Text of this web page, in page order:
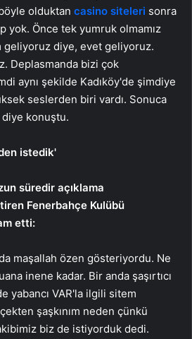
olduktan casino siteleri sonra
yok. Önce tek yumruk olmamız
geliyoruz diye, evet geliyoruz.
Deplasmanda bizi çok
aynı şekilde Kadıköy'de şimdiye
seslerden biri vardı. Sonuca
konuştu.
istedik'
süredir açıklama
Fenerbahçe Kulübü
etti:
maşallah özen gösteriyordu. Ne
inene kadar. Bir anda şaşırtıcı
yabancı VAR'la ilgili sitem
şaşkınım neden çünkü
biz de istiyorduk dedi.